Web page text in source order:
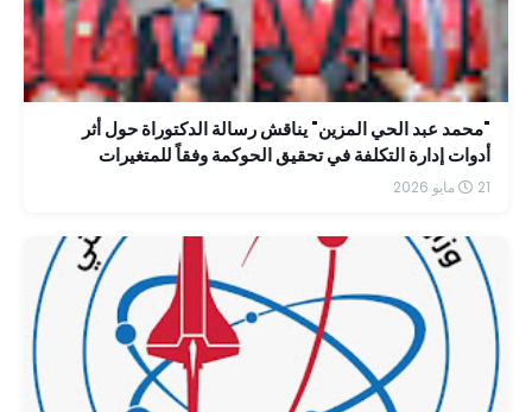
"محمد عبد الحي المزين" يناقش رسالة الدكتوراة حول أثر
أدوات إدارة التكلفة في تحقيق الحوكمة وفقاً للمتغيرات
الضريبية الحديثة
21 مايو 2026